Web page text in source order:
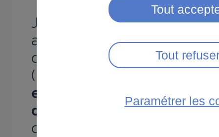
Jusqu'ici obligatoire depuis
autocars neufs réservés au
d'enfants, les éthylotests
(EAD) peuvent être
en état d'ivresse, pour
de cinq ans.
L'installation
charge.
Tout
Tout
Paramétrer les